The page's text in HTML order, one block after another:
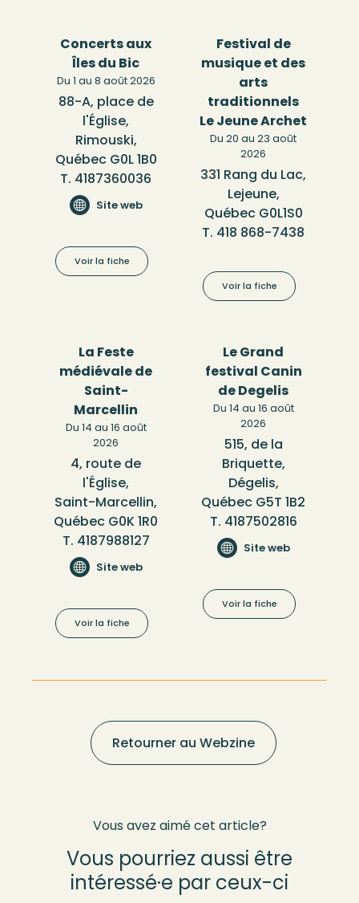
Concerts aux
Îles du Bic
Du 1 au 8 août 2026
88-A, place de
l'Église,
Rimouski,
Québec G0L 1B0
T. 4187360036
Site web
Voir la fiche
Festival de
musique et des
arts
traditionnels
Le Jeune Archet
Du 20 au 23 août
2026
331 Rang du Lac,
Lejeune,
Québec G0L1S0
T. 418 868-7438
Voir la fiche
La Feste
médiévale de
Saint-
Marcellin
Du 14 au 16 août
2026
4, route de
l'Église,
Saint-Marcellin,
Québec G0K 1R0
T. 4187988127
Site web
Voir la fiche
Le Grand
festival Canin
de Degelis
Du 14 au 16 août
2026
515, de la
Briquette,
Dégelis,
Québec G5T 1B2
T. 4187502816
Site web
Voir la fiche
Retourner au Webzine
Vous avez aimé cet article?
Vous pourriez aussi être
intéressé·e par ceux-ci